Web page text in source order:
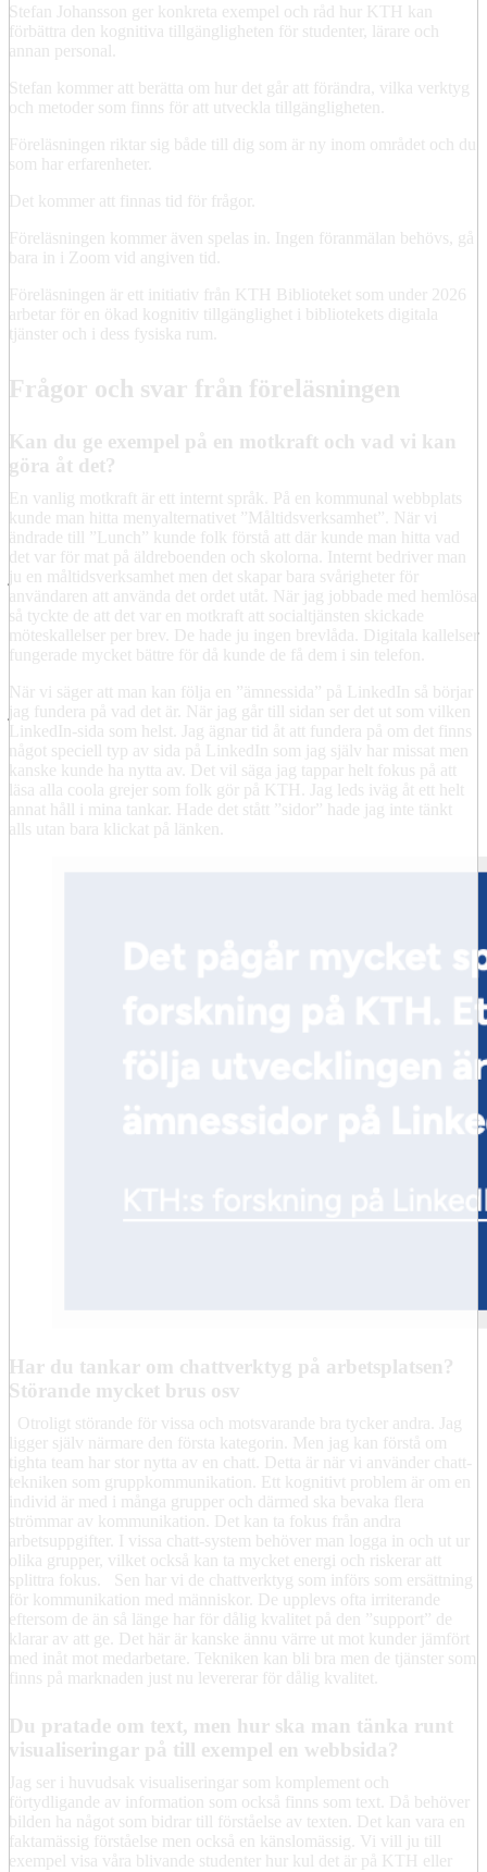
Stefan Johansson ger konkreta exempel och råd hur KTH kan
förbättra den kognitiva tillgängligheten för studenter, lärare och
annan personal.
Stefan kommer att berätta om hur det går att förändra, vilka verktyg
och metoder som finns för att utveckla tillgängligheten.
Föreläsningen riktar sig både till dig som är ny inom området och du
som har erfarenheter.
Det kommer att finnas tid för frågor.
Föreläsningen kommer även spelas in. Ingen föranmälan behövs, gå
bara in i Zoom vid angiven tid.
Föreläsningen är ett initiativ från KTH Biblioteket som under 2026
arbetar för en ökad kognitiv tillgänglighet i bibliotekets digitala
tjänster och i dess fysiska rum.
Frågor och svar från föreläsningen
Kan du ge exempel på en motkraft och vad vi kan
göra åt det?
En vanlig motkraft är ett internt språk. På en kommunal webbplats
kunde man hitta menyalternativet ”Måltidsverksamhet”. När vi
ändrade till ”Lunch” kunde folk förstå att där kunde man hitta vad
det var för mat på äldreboenden och skolorna. Internt bedriver man
ju en måltidsverksamhet men det skapar bara svårigheter för
användaren att använda det ordet utåt. När jag jobbade med hemlösa
så tyckte de att det var en motkraft att socialtjänsten skickade
möteskallelser per brev. De hade ju ingen brevlåda. Digitala kallelser
fungerade mycket bättre för då kunde de få dem i sin telefon.
När vi säger att man kan följa en ”ämnessida” på LinkedIn så börjar
jag fundera på vad det är. När jag går till sidan ser det ut som vilken
LinkedIn-sida som helst. Jag ägnar tid åt att fundera på om det finns
något speciell typ av sida på LinkedIn som jag själv har missat men
kanske kunde ha nytta av. Det vil säga jag tappar helt fokus på att
läsa alla coola grejer som folk gör på KTH. Jag leds iväg åt ett helt
annat håll i mina tankar. Hade det stått ”sidor” hade jag inte tänkt
alls utan bara klickat på länken.
Har du tankar om chattverktyg på arbetsplatsen?
Störande mycket brus osv
Otroligt störande för vissa och motsvarande bra tycker andra. Jag
ligger själv närmare den första kategorin. Men jag kan förstå om
tighta team har stor nytta av en chatt. Detta är när vi använder chatt-
tekniken som gruppkommunikation. Ett kognitivt problem är om en
individ är med i många grupper och därmed ska bevaka flera
strömmar av kommunikation. Det kan ta fokus från andra
arbetsuppgifter. I vissa chatt-system behöver man logga in och ut ur
olika grupper, vilket också kan ta mycket energi och riskerar att
splittra fokus. Sen har vi de chattverktyg som införs som ersättning
för kommunikation med människor. De upplevs ofta irriterande
eftersom de än så länge har för dålig kvalitet på den ”support” de
klarar av att ge. Det här är kanske ännu värre ut mot kunder jämfört
med inåt mot medarbetare. Tekniken kan bli bra men de tjänster som
finns på marknaden just nu levererar för dålig kvalitet.
Du pratade om text, men hur ska man tänka runt
visualiseringar på till exempel en webbsida?
Jag ser i huvudsak visualiseringar som komplement och
förtydligande av information som också finns som text. Då behöver
bilden ha något som bidrar till förståelse av texten. Det kan vara en
faktamässig förståelse men också en känslomässig. Vi vill ju till
exempel visa våra blivande studenter hur kul det är på KTH eller